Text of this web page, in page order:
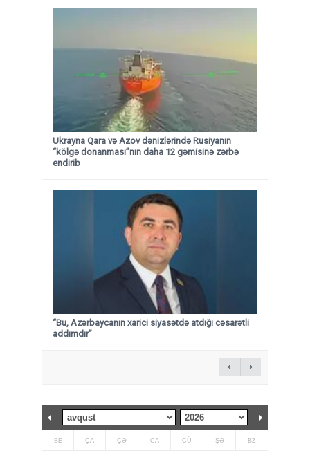
Ukrayna Qara və Azov dənizlərində Rusiyanın
“kölgə donanması”nın daha 12 gəmisinə zərbə
endirib
“Bu, Azərbaycanın xarici siyasətdə atdığı cəsarətli
addımdır”
BE ÇA ÇƏ CA CÜ ŞƏ BZ